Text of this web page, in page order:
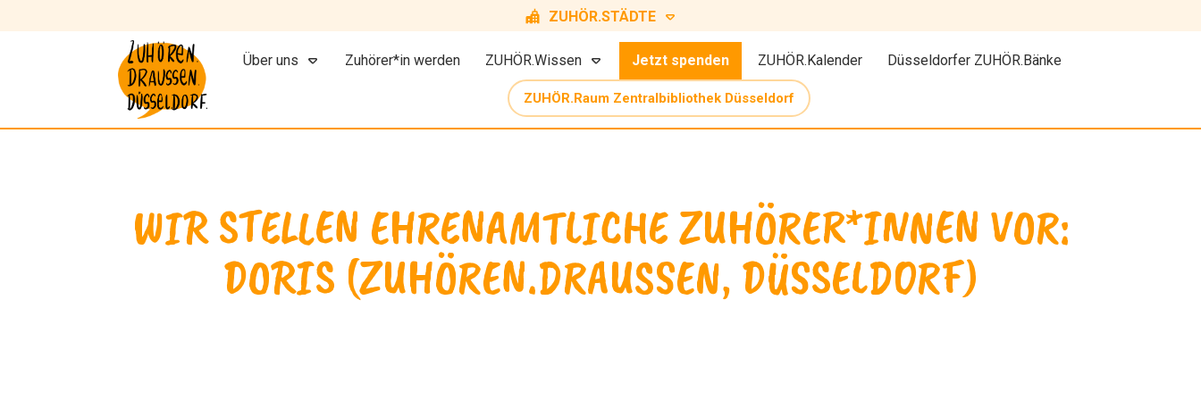
ZUHÖR.STÄDTE
Über uns Zuhörer*in werden ZUHÖR.Wissen Jetzt spenden ZUHÖR.Kalender Düsseldorfer ZUHÖR.Bänke
ZUHÖR.Raum Zentralbibliothek Düsseldorf
WIR STELLEN EHRENAMTLICHE ZUHÖRER*INNEN VOR:
DORIS (ZUHÖREN.DRAUSSEN, DÜSSELDORF)